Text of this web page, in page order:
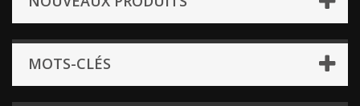
MOTS-CLÉS